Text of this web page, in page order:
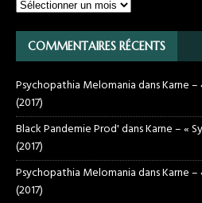
COMMENTAIRES RÉCENTS
Psychopathia MelomaniadansKarne
(2017)
Black Pandemie Prod'dansKarne – «
(2017)
Psychopathia MelomaniadansKarne
(2017)